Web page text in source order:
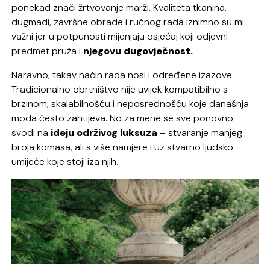
ponekad znači žrtvovanje marži. Kvaliteta tkanina,
dugmadi, završne obrade i ručnog rada iznimno su mi
važni jer u potpunosti mijenjaju osjećaj koji odjevni
predmet pruža i njegovu dugovječnost.
Naravno, takav način rada nosi i određene izazove.
Tradicionalno obrtništvo nije uvijek kompatibilno s
brzinom, skalabilnošću i neposrednošću koje današnja
moda često zahtijeva. No za mene se sve ponovno
svodi na ideju održivog luksuza – stvaranje manjeg
broja komasa, ali s više namjere i uz stvarno ljudsko
umijeće koje stoji iza njih.